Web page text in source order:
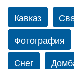
Кавказ
Фотография
Снег